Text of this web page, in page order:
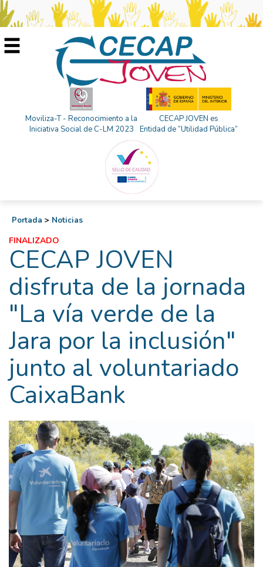
Moviliza-T - Reconocimiento a la
Iniciativa Social de C-LM 2023
CECAP JOVEN es
Entidad de “Utilidad Pública”
Portada > Noticias
FINALIZADO
CECAP JOVEN
disfruta de la jornada
"La vía verde de la
Jara por la inclusión"
junto al voluntariado
CaixaBank